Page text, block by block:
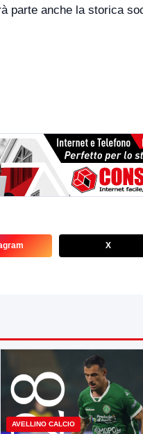
parte anche la storica
X
AVELLINO CALCIO